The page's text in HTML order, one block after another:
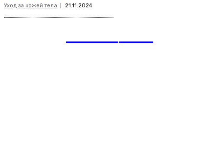
Уход за кожей тела 21.11.2024